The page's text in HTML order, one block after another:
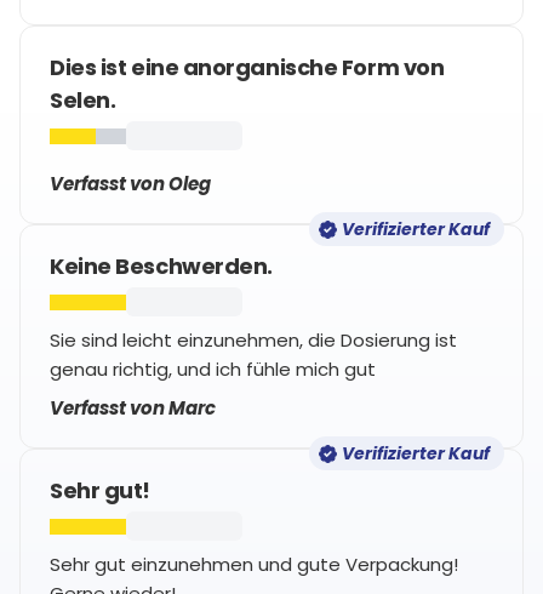
Dies ist eine anorganische Form von
Selen.
Verfasst von Oleg
Verifizierter Kauf
Keine Beschwerden.
Sie sind leicht einzunehmen, die Dosierung ist
genau richtig, und ich fühle mich gut
Verfasst von Marc
Verifizierter Kauf
Sehr gut!
Sehr gut einzunehmen und gute Verpackung!